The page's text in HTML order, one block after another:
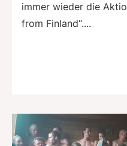
immer wieder die
from Finland“....